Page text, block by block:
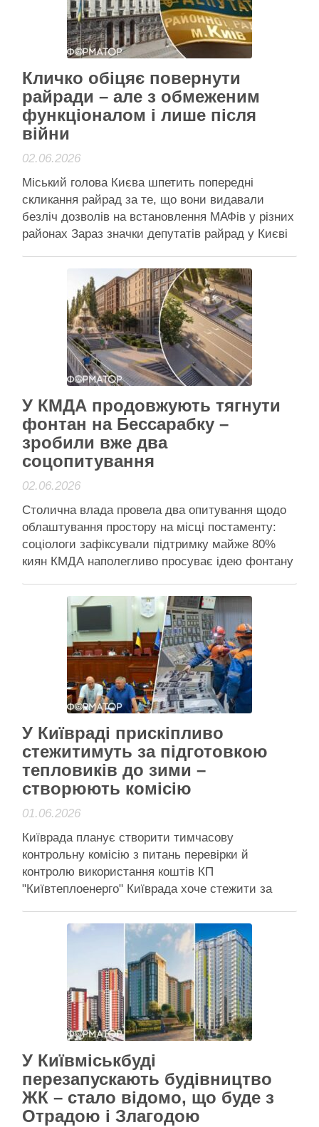
муніципальному …
Читати даліАктивісти району
Кличко обіцяє повернути
райради – але з обмеженим
функціоналом і лише після
війни
02.06.2026
Міський голова Києва шпетить попередні
скликання райрад за те, що вони видавали
безліч дозволів на встановлення МАФів у різних
районах Зараз значки депутатів райрад у Києві
фото з сайту Violity, де такий продають за 1,1
тис грн. Міський голова Києва виступив за
відновлення …
Читати далі
Активісти району
У КМДА продовжують тягнути
фонтан на Бессарабку –
зробили вже два
соцопитування
02.06.2026
Столична влада провела два опитування щодо
облаштування простору на місці постаменту:
соціологи зафіксували підтримку майже 80%
киян КМДА наполегливо просуває ідею фонтану
Бессарабського ринку в Києві КМДА
наполегливо просуває ідею фонтану на місці
колишнього пам’ятника Леніну навпроти
Бессарабського ринку в Києві. Попри критику з
Читати даліАктивісти району
У Київраді прискіпливо
стежитимуть за підготовкою
тепловиків до зими –
створюють комісію
01.06.2026
Київрада планує створити тимчасову
контрольну комісію з питань перевірки й
контролю використання коштів КП
"Київтеплоенерго" Київрада хоче стежити за
у КП "Київтеплоенерго" Київрада планує
створити тимчасову контрольну комісію (ТКК) з
питань перевірки й контролю використання
коштів КП “Київтеплоенерго”. До роботи у ній
мають залучити …
Читати даліАктивісти району
У Київміськбуді
перезапускають будівництво
ЖК – стало відомо, що буде з
Отрадою і Злагодою